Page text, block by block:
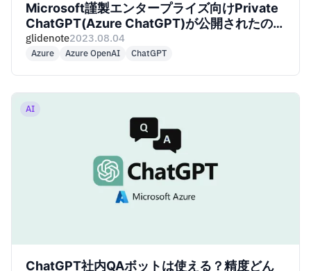
Microsoft謹製エンタープライズ向けPrivate
ChatGPT(Azure ChatGPT)が公開されたので
ローカル環境で動かしてみた
glidenote2023.08.04
Azure Azure OpenAI ChatGPT
AI
ChatGPT社内QAボットは使える？精度どん